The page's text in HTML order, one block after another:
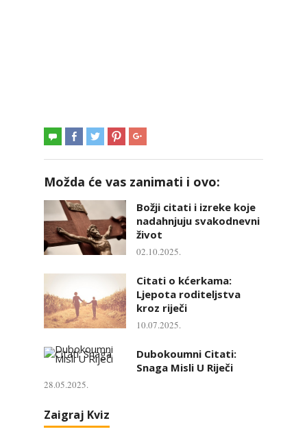
Možda će vas zanimati i ovo:
Božji citati i izreke koje
nadahnjuju svakodnevni
život
02.10.2025.
Citati o kćerkama:
Ljepota roditeljstva
kroz riječi
10.07.2025.
Dubokoumni Citati:
Snaga Misli U Riječi
28.05.2025.
Zaigraj Kviz